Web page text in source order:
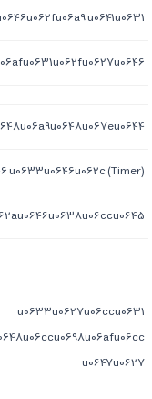
u0641u0631
u0633u0646u062c (Timer)
u0633u0627u06ccu0631
u0647u0627